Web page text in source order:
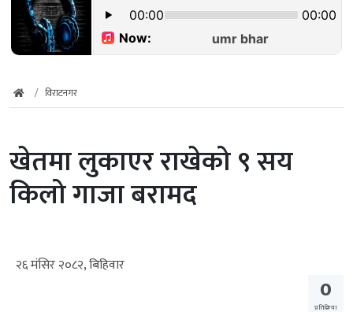
विराटनगर
खेतमा लुकाएर राखेको ९ सय
किलो गाजा बरामद
२६ मंसिर २०८२, बिहिवार
0
प्रतिक्रिया